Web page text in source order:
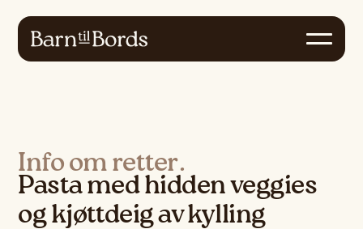
Info om retter.
Pasta med hidden veggies
og kjøttdeig av kylling